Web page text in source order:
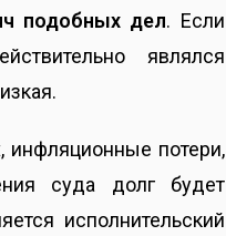
подобных дел. Если
являлся
потери,
суда долг будет
исполнительский